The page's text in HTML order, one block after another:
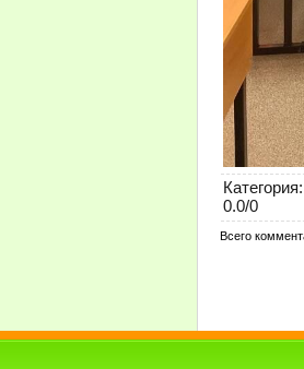
Категория:
0.0/0
Всего